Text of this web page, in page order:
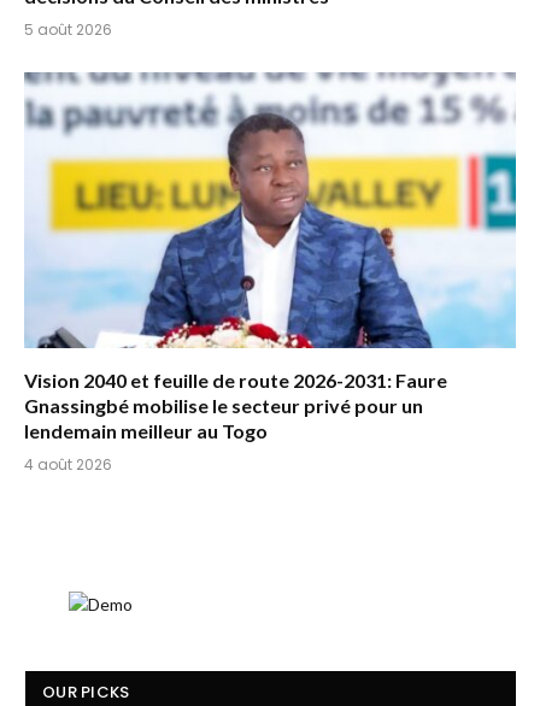
5 août 2026
Vision 2040 et feuille de route 2026-2031: Faure
Gnassingbé mobilise le secteur privé pour un
lendemain meilleur au Togo
4 août 2026
OUR PICKS